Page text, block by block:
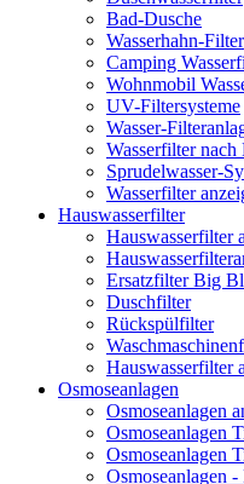
Bad-Dusche
Wasserhahn-Filter
Camping
Wohnmobil
UV-Filtersysteme
Wasser-
Wasserfilter nach
Sprudelwasser-
Wasserfilter
Hauswasserfilter
Hauswasserfilter
Ersatzfilter Big
Duschfilter
Rückspülfilter
Hauswasserfilter
Osmoseanlagen
Osmoseanlagen
Osmoseanlagen
Osmoseanlagen
Osmoseanlagen